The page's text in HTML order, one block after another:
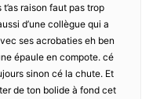
raison faut pas trop
d’une collègue qui a
ses acrobaties eh ben
épaule en compote. cé
sinon cé la chute. Et
de ton bolide à fond cet